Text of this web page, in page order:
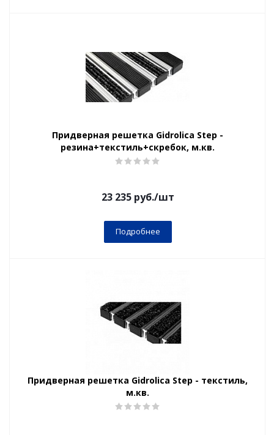
Придверная решетка Gidrolica Step -
резина+текстиль+скребок, м.кв.
23 235руб./шт
Подробнее
Придверная решетка Gidrolica Step - текстиль,
м.кв.